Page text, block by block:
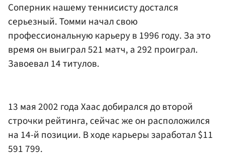
Соперник нашему теннисисту достался
серьезный. Томми начал свою
профессиональную карьеру в 1996 году. За это
время он выиграл 521 матч, а 292 проиграл.
Завоевал 14 титулов.
13 мая 2002 года Хаас добирался до второй
строчки рейтинга, сейчас же он расположился
на 14-й позиции. В ходе карьеры заработал $11
591 799.